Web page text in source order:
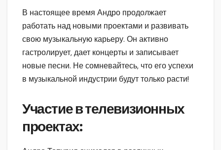
В настоящее время Андро продолжает
работать над новыми проектами и развивать
свою музыкальную карьеру. Он активно
гастролирует, дает концерты и записывает
новые песни. Не сомневайтесь, что его успехи
в музыкальной индустрии будут только расти!
Участие в телевизионных
проектах: